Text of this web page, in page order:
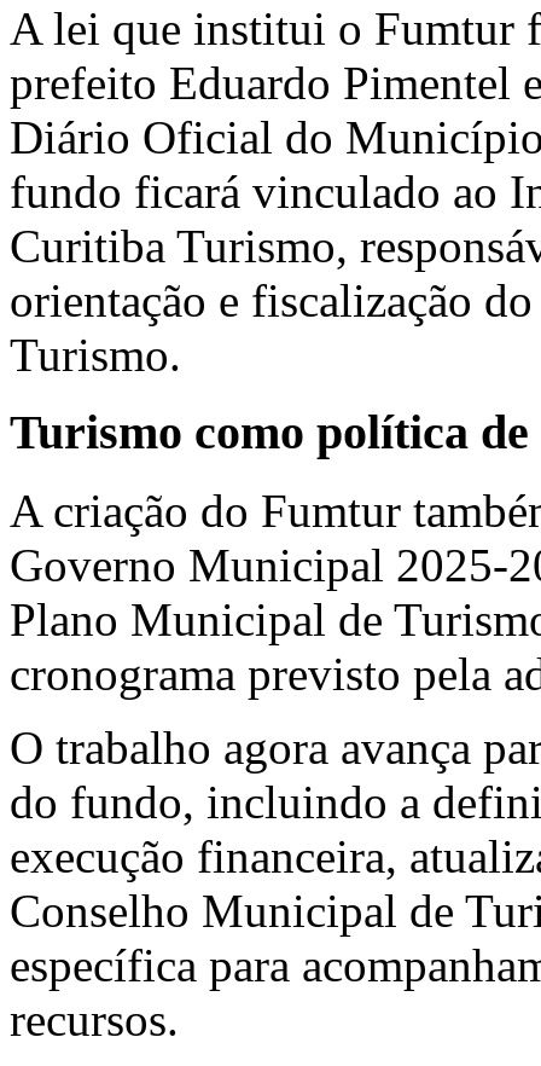
A lei que institui o Fumtur
prefeito Eduardo Pimentel
Diário Oficial do
fundo ficará vinculado ao
Curitiba Turismo,
orientação e fiscalização
Turismo.
Turismo como política
A criação do Fumtur
Governo Municipal 2025-
Plano Municipal de
cronograma previsto pela
O trabalho agora avança
do fundo, incluindo a
execução financeira,
Conselho Municipal de
específica para
recursos.